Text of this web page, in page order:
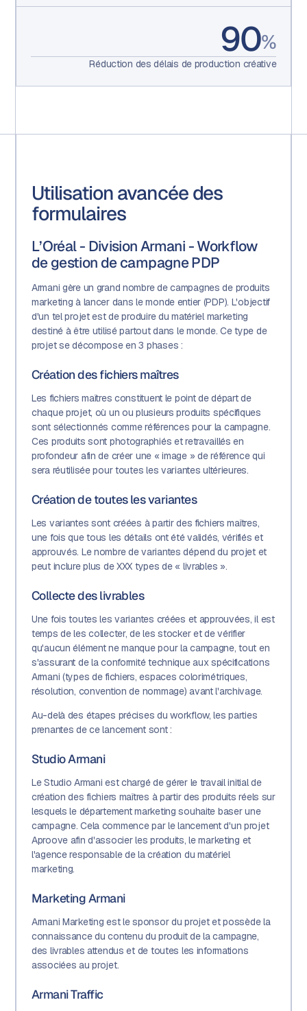
90%
Réduction des délais de production créative
Utilisation avancée des
formulaires
L’Oréal - Division Armani - Workflow
de gestion de campagne PDP
Armani gère un grand nombre de campagnes de produits
marketing à lancer dans le monde entier (PDP). L'objectif
d'un tel projet est de produire du matériel marketing
destiné à être utilisé partout dans le monde. Ce type de
projet se décompose en 3 phases :
Création des fichiers maîtres
Les fichiers maîtres constituent le point de départ de
chaque projet, où un ou plusieurs produits spécifiques
sont sélectionnés comme références pour la campagne.
Ces produits sont photographiés et retravaillés en
profondeur afin de créer une « image » de référence qui
sera réutilisée pour toutes les variantes ultérieures.
Création de toutes les variantes
Les variantes sont créées à partir des fichiers maîtres,
une fois que tous les détails ont été validés, vérifiés et
approuvés. Le nombre de variantes dépend du projet et
peut inclure plus de XXX types de « livrables ».
Collecte des livrables
Une fois toutes les variantes créées et approuvées, il est
temps de les collecter, de les stocker et de vérifier
qu'aucun élément ne manque pour la campagne, tout en
s'assurant de la conformité technique aux spécifications
Armani (types de fichiers, espaces colorimétriques,
résolution, convention de nommage) avant l'archivage.
Au-delà des étapes précises du workflow, les parties
prenantes de ce lancement sont :
Studio Armani
Le Studio Armani est chargé de gérer le travail initial de
création des fichiers maîtres à partir des produits réels sur
lesquels le département marketing souhaite baser une
campagne. Cela commence par le lancement d'un projet
Aproove afin d'associer les produits, le marketing et
l'agence responsable de la création du matériel
marketing.
Marketing Armani
Armani Marketing est le sponsor du projet et possède la
connaissance du contenu du produit de la campagne,
des livrables attendus et de toutes les informations
associées au projet.
Armani Traffic